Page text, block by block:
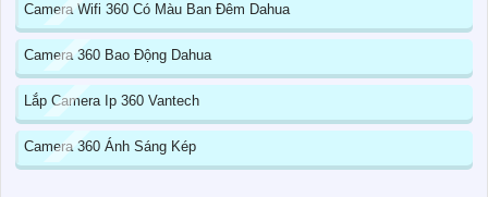
Camera Wifi 360 Có Màu Ban Đêm Dahua
Camera 360 Bao Động Dahua
Lắp Camera Ip 360 Vantech
Camera 360 Ánh Sáng Kép